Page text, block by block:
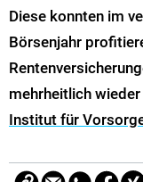
Diese konnten im
Börsenjahr
mehrheitlich
Institut für